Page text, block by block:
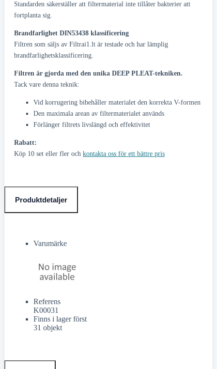
Standarden säkerställer att filtermaterial inte tillåter bakterier att
fortplanta sig.
Brandfarlighet DIN53438 klassificering
Filtren som säljs av Filtrai1.lt är testade och har lämplig
brandfarlighetsklassificering.
Filtren är gjorda med den unika DEEP PLEAT-tekniken.
Tack vare denna teknik:
Vid korrugering bibehåller materialet den korrekta V-formen
Den maximala arean av filtermaterialet används
Förlänger filtrets livslängd och effektivitet
Rabatt:
Köp 10 set eller fler och kontakta oss för ett bättre pris
Produktdetaljer
Varumärke
Referens
K00031
Finns i lager först
31 objekt